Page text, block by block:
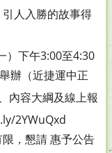
人入勝的故事得
）下午3:00至4:30
辦（近捷運中正
內容大綱及線上報
2YWuQxd
，懇請 惠予公告